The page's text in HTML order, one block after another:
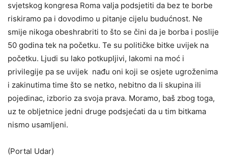
svjetskog kongresa Roma valja podsjetiti da bez te borbe
riskiramo pa i dovodimo u pitanje cijelu budućnost. Ne
smije nikoga obeshrabriti to što se čini da je borba i poslije
50 godina tek na početku. Te su političke bitke uvijek na
početku. Ljudi su lako potkupljivi, lakomi na moć i
privilegije pa se uvijek nađu oni koji se osjete ugroženima
i zakinutima time što se netko, nebitno da li skupina ili
pojedinac, izborio za svoja prava. Moramo, baš zbog toga,
uz te obljetnice jedni druge podsjećati da u tim bitkama
nismo usamljeni.
(Portal Udar)